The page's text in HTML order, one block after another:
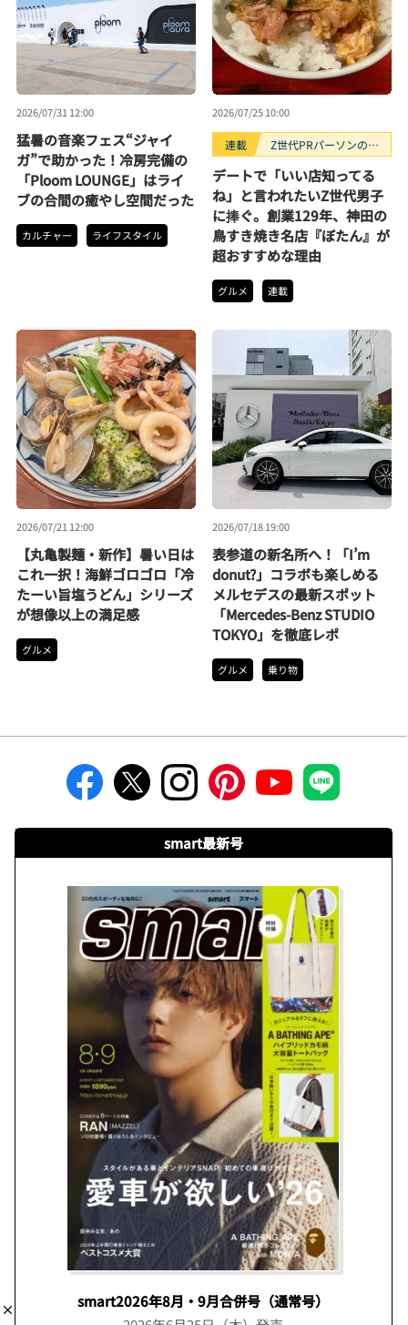
2026/07/31 12:00
猛暑の音楽フェス“ジャイ
ガ”で助かった！冷房完備の
「Ploom LOUNGE」はライ
ブの合間の癒やし空間だった
カルチャー ライフスタイル
2026/07/25 10:00
連載
Z世代PRパーソンのキ
デートで「いい店知ってる
ね」と言われたいZ世代男子
に捧ぐ。創業129年、神田の
鳥すき焼き名店『ぼたん』が
超おすすめな理由
グルメ 連載
2026/07/21 12:00
【丸亀製麺・新作】暑い日は
これ一択！海鮮ゴロゴロ「冷
たーい旨塩うどん」シリーズ
が想像以上の満足感
グルメ
2026/07/18 19:00
表参道の新名所へ！「I’m
donut?」コラボも楽しめる
メルセデスの最新スポット
「Mercedes-Benz STUDIO
TOKYO」を徹底レポ
グルメ 乗り物
smart最新号
smart2026年8月・9月合併号（通常号）